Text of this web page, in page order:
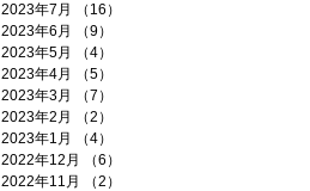
2023年7月
（16）
2023年6月
（9）
2023年5月
（4）
2023年4月
（5）
2023年3月
（7）
2023年2月
（2）
2023年1月
（4）
2022年12月
（6）
2022年11月
（2）